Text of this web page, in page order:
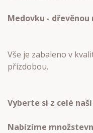
Medovku - dřevěnou
Vše je zabaleno v
přízdobou.
Vyberte si z celé
Nabízíme